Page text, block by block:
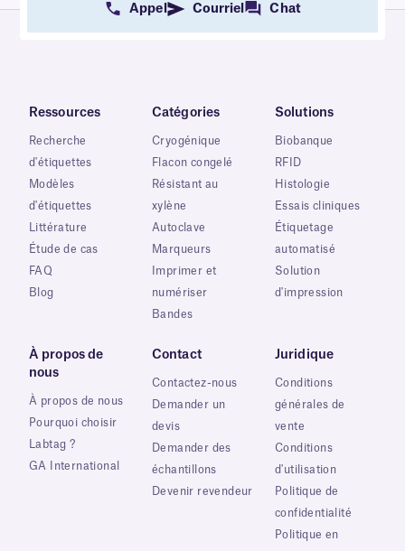
Appel Courriel Chat
Ressources
Recherche
d'étiquettes
Modèles
d'étiquettes
Littérature
Étude de cas
FAQ
Blog
Catégories
Cryogénique
Flacon congelé
Résistant au
xylène
Autoclave
Marqueurs
Imprimer et
numériser
Bandes
Solutions
Biobanque
RFID
Histologie
Essais cliniques
Étiquetage
automatisé
Solution
d'impression
À propos de
nous
À propos de nous
Pourquoi choisir
Labtag ?
GA International
Contact
Contactez-nous
Demander un
devis
Demander des
échantillons
Devenir revendeur
Juridique
Conditions
générales de
vente
Conditions
d'utilisation
Politique de
confidentialité
Politique en